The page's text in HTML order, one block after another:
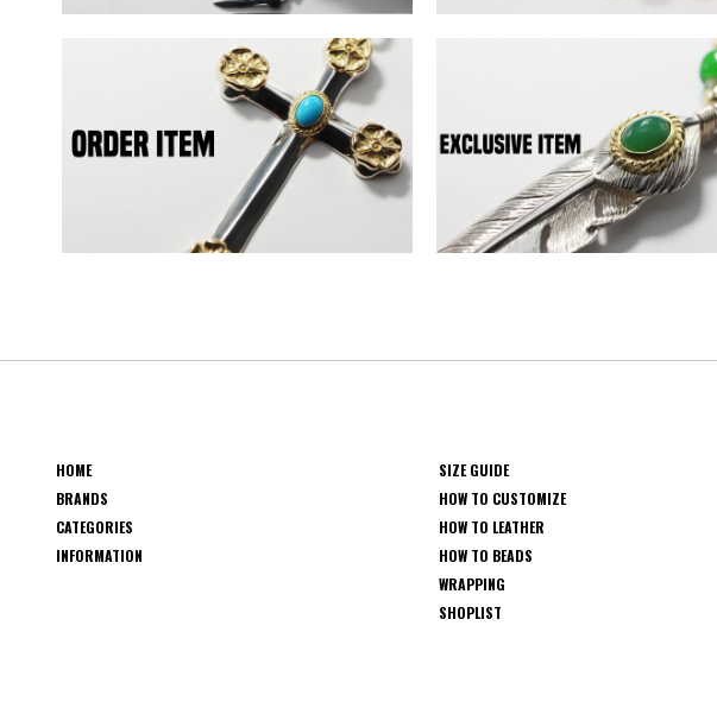
HOME
BRANDS
CATEGORIES
INFORMATION
SIZE GUIDE
HOW TO CUSTOMIZE
HOW TO LEATHER
HOW TO BEADS
WRAPPING
SHOPLIST